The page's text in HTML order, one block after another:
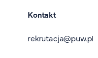
Kontakt
rekrutacja@puw.pl